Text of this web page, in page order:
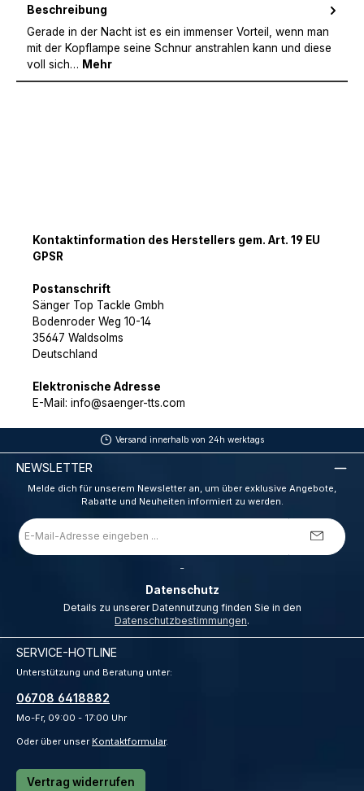
Beschreibung
Gerade in der Nacht ist es ein immenser Vorteil, wenn man
mit der Kopflampe seine Schnur anstrahlen kann und diese
voll sich… Mehr
Kontaktinformation des Herstellers gem. Art. 19 EU
GPSR
Postanschrift
Sänger Top Tackle Gmbh
Bodenroder Weg 10-14
35647 Waldsolms
Deutschland
Elektronische Adresse
E-Mail: info@saenger-tts.com
Versand innerhalb von 24h werktags
NEWSLETTER
Melde dich für unserem Newsletter an, um über exklusive Angebote,
Rabatte und Neuheiten informiert zu werden.
E-
Mail-
Adresse
Datenschutz
Datenschutzbestimmungen.
SERVICE-HOTLINE
Unterstützung und Beratung unter:
06708 6418882
Mo-Fr, 09:00 - 17:00 Uhr
Oder über unser Kontaktformular.
Vertrag widerrufen